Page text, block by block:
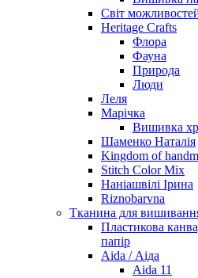
Світ
Heritage Crafts
Флора
Фауна
Природа
Люди
Леля
Марічка
Вишивка
Шаменко Наталія
Kingdom of
Stitch Color Mix
Наніашвілі Ірина
Riznobarvna
Тканина для
Пластикова
папір
Aida / Аіда
Aida 11